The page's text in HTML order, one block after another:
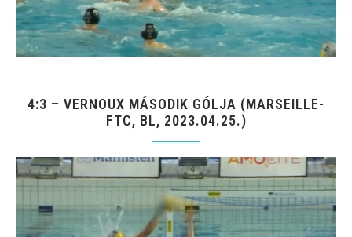
4:3 – VERNOUX MÁSODIK GÓLJA (MARSEILLE-
FTC, BL, 2023.04.25.)